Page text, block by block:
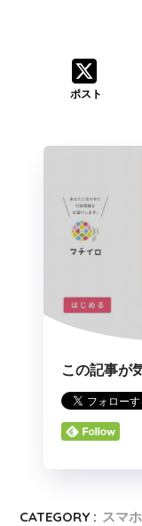
ポスト
この記事が
CATEGORY : スマ